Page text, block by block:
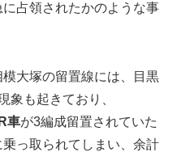
占領されたかのような事
大塚の留置線には、目黒
象も起きており、
車が3編成留置されていた
っ取られてしまい、余計